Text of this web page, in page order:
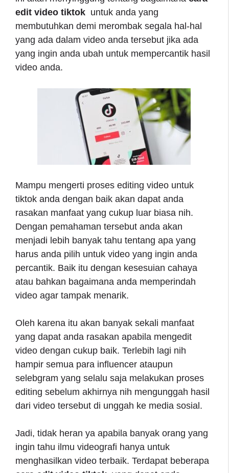
edit video tiktok untuk anda yang
membutuhkan demi merombak segala hal-hal
yang ada dalam video anda tersebut jika ada
yang ingin anda ubah untuk mempercantik hasil
video anda.
Mampu mengerti proses editing video untuk
tiktok anda dengan baik akan dapat anda
rasakan manfaat yang cukup luar biasa nih.
Dengan pemahaman tersebut anda akan
menjadi lebih banyak tahu tentang apa yang
harus anda pilih untuk video yang ingin anda
percantik. Baik itu dengan kesesuian cahaya
atau bahkan bagaimana anda memperindah
video agar tampak menarik.
Oleh karena itu akan banyak sekali manfaat
yang dapat anda rasakan apabila mengedit
video dengan cukup baik. Terlebih lagi nih
hampir semua para influencer ataupun
selebgram yang selalu saja melakukan proses
editing sebelum akhirnya nih mengunggah hasil
dari video tersebut di unggah ke media sosial.
Jadi, tidak heran ya apabila banyak orang yang
ingin tahu ilmu videografi hanya untuk
menghasilkan video terbaik. Terdapat beberapa